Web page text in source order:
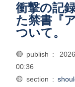
衝撃の記
た禁書『
ついて。
🔴 publish :
00:36
🟡 section :